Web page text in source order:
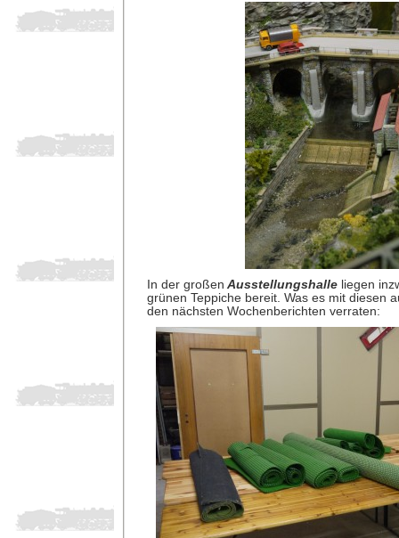
In der großen Ausstellungshalleliegen
grünen Teppiche bereit. Was es mit diesen
den nächsten Wochenberichten verraten: